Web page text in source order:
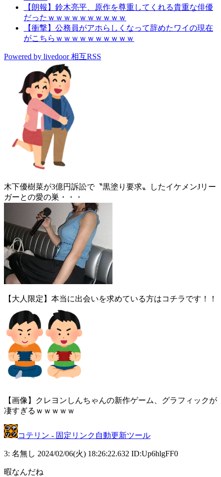
【朗報】鈴木亮平、原作を尊重してくれる貴重な俳優
だったｗｗｗｗｗｗｗｗｗｗ
【衝撃】公務員がアホらしくなって辞めたワイの現在
がこちらｗｗｗｗｗｗｗｗｗｗ
Powered by livedoor 相互RSS
木下優樹菜が3億円訴訟で〝黒塗り要求〟したイケメンJリー
ガーとの愛の巣・・・
【大人限定】本当に出会いを求めている方はコチラです！！
【画像】クレヨンしんちゃんの新作ゲーム、グラフィックが
凄すぎるｗｗｗｗｗ
コテリン - 固定リンク自動更新ツール
3: 名無し 2024/02/06(火) 18:26:22.632 ID:Up6hlgFF0
暇なんだね